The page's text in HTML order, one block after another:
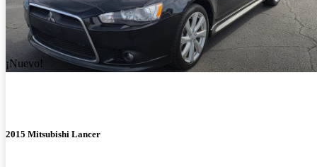
¡Nuevo!
2015 Mitsubishi Lancer